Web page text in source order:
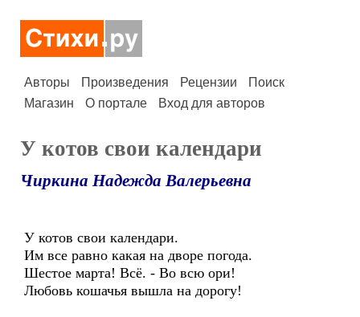
Авторы Произведения Рецензии
Поиск
Магазин
О портале Вход для авторов
У котов свои календари
Чиркина Надежда Валерьевна
У котов свои календари.
Им все равно какая на дворе погода.
Шестое марта! Всё. - Во всю ори!
Любовь кошачья вышла на дорогу!